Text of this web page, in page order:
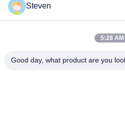
steven@winley-electric.com
Iscriviti alla nostra newsletter per
Steven
5:28 AM
Good day, what product are you